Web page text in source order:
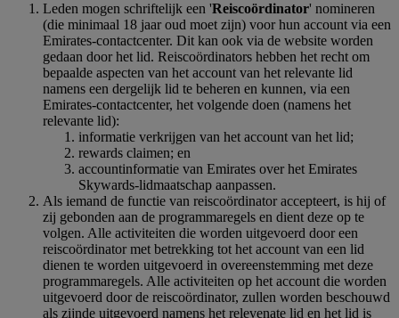
Leden mogen schriftelijk een 'Reiscoördinator' nomineren
(die minimaal 18 jaar oud moet zijn) voor hun account via een
Emirates-contactcenter. Dit kan ook via de website worden
gedaan door het lid. Reiscoördinators hebben het recht om
bepaalde aspecten van het account van het relevante lid
namens een dergelijk lid te beheren en kunnen, via een
Emirates-contactcenter, het volgende doen (namens het
relevante lid):
informatie verkrijgen van het account van het lid;
rewards claimen; en
accountinformatie van Emirates over het Emirates
Skywards-lidmaatschap aanpassen.
Als iemand de functie van reiscoördinator accepteert, is hij of
zij gebonden aan de programmaregels en dient deze op te
volgen. Alle activiteiten die worden uitgevoerd door een
reiscoördinator met betrekking tot het account van een lid
dienen te worden uitgevoerd in overeenstemming met deze
programmaregels. Alle activiteiten op het account die worden
uitgevoerd door de reiscoördinator, zullen worden beschouwd
als zijnde uitgevoerd namens het relevenate lid en het lid is